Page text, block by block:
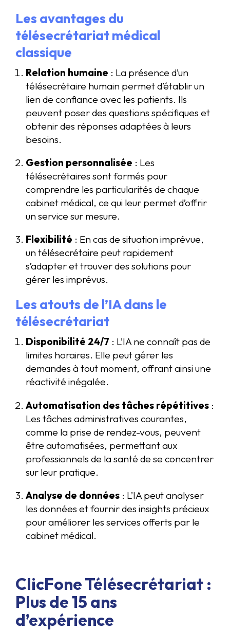
Les avantages du
télésecrétariat médical
classique
Relation humaine : La présence d’un
télésecrétaire humain permet d’établir un
lien de confiance avec les patients. Ils
peuvent poser des questions spécifiques et
obtenir des réponses adaptées à leurs
besoins.
Gestion personnalisée : Les
télésecrétaires sont formés pour
comprendre les particularités de chaque
cabinet médical, ce qui leur permet d’offrir
un service sur mesure.
Flexibilité : En cas de situation imprévue,
un télésecrétaire peut rapidement
s’adapter et trouver des solutions pour
gérer les imprévus.
Les atouts de l’IA dans le
télésecrétariat
Disponibilité 24/7 : L’IA ne connaît pas de
limites horaires. Elle peut gérer les
demandes à tout moment, offrant ainsi une
réactivité inégalée.
Automatisation des tâches répétitives :
Les tâches administratives courantes,
comme la prise de rendez-vous, peuvent
être automatisées, permettant aux
professionnels de la santé de se concentrer
sur leur pratique.
Analyse de données : L’IA peut analyser
les données et fournir des insights précieux
pour améliorer les services offerts par le
cabinet médical.
ClicFone Télésecrétariat :
Plus de 15 ans
d’expérience